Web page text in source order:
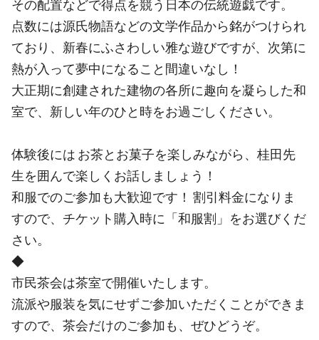
その配置などで得点を競う日本の伝統遊戯です。
点数には源氏物語などの文学作品から銘がつけられ
ており、新春にふさわしい雅な遊びですが、次第に
熱が入って夢中になること間違いなし！
大正期に創建された建物の各所に趣向を凝らした和
室で、新しい年のひと時をお過ごしください。
体験後には お茶とお菓子を楽しみながら、桂田先
生を囲んで楽しくお話しましょう！
和服でのご参加も大歓迎です！ 割引料金になりま
すので、チケット購入時に「和服割」をお選びくだ
さい。
◆
市民茶会は茶室で開催いたします。
流派や服装を気にせずご参加いただくことができま
すので、茶会だけのご参加も、ぜひどうぞ。